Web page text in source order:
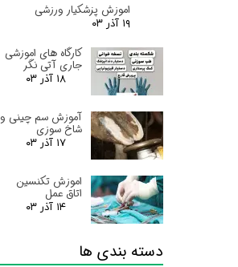
اموزش پزشکیار ورزشی
۱۹ آذر ۰۳
کارگاه های اموزشی
جاری آتی نگر
۱۸ آذر ۰۳
آموزش سم چینی و
شاخ سوزی
۱۷ آذر ۰۳
اموزش تکنسین
اتاق عمل
۱۴ آذر ۰۳
دسته بندی ها